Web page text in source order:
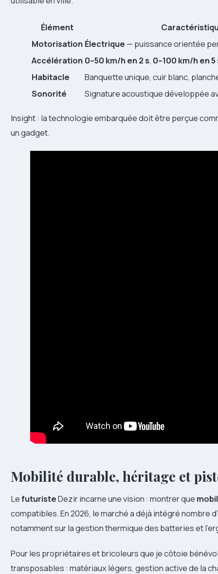
Élément
Motorisation Électrique — puissance orientée
Accélération 0–50 km/h en 2 s, 0–100 km/h en 5
Habitacle
Banquette unique, cuir blanc,
Sonorité
Signature acoustique développée
Insight : la technologie embarquée doit être perçue
un gadget.
Mobilité durable, héritage et
LefuturisteDezir incarne une vision : montrer que
compatibles. En 2026, le marché a déjà intégré nombre
notamment sur la gestion thermique des batteries et
Pour les propriétaires et bricoleurs que je côtoie
transposables : matériaux légers, gestion active de la